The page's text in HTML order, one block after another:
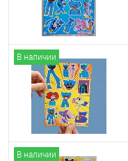
В наличии
В наличии